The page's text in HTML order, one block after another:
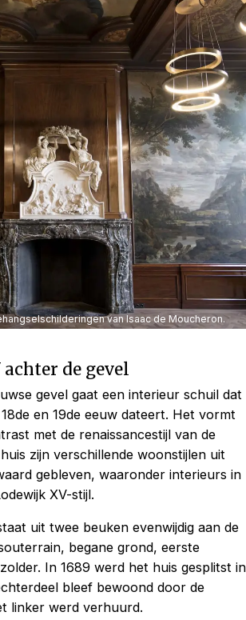
van Isaac de Moucheron.
de gevel
gevel gaat een interieur schuil dat
en 19de eeuw dateert. Het vormt
met de renaissancestijl van de
zijn verschillende woonstijlen uit
gebleven, waaronder interieurs in
XV-stijl.
uit twee beuken evenwijdig aan de
begane grond, eerste
In 1689 werd het huis gesplitst in
bleef bewoond door de
linker werd verhuurd.